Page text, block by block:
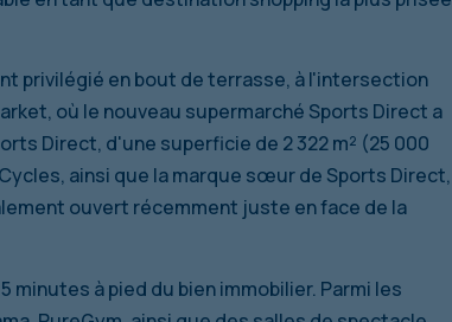
privilégié en bout de terrasse, à l'intersection
où le nouveau supermarché Sports Direct a
Direct, d'une superficie de 2 322 m² (25 000
ainsi que la marque sœur de Sports Direct,
ouvert récemment juste en face de la
à pied du bien immobilier. Parmi les